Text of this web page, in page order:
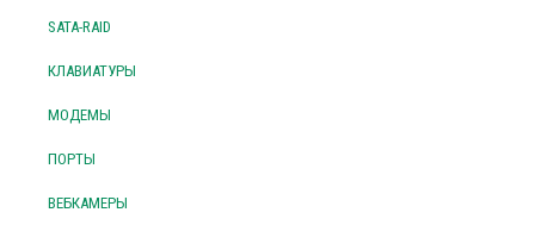
SATA-RAID
КЛАВИАТУРЫ
МОДЕМЫ
ПОРТЫ
ВЕБКАМЕРЫ